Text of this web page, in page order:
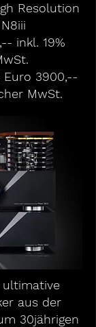
Resolution
inkl. 19%
Euro 3900,--
MwSt.
ultimative
aus der
30jährigen